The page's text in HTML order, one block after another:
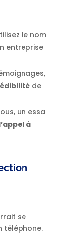
le nom
entreprise
de
un essai
l’appel à
se
téléphone.